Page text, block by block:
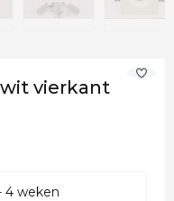
vierkant
4 weken